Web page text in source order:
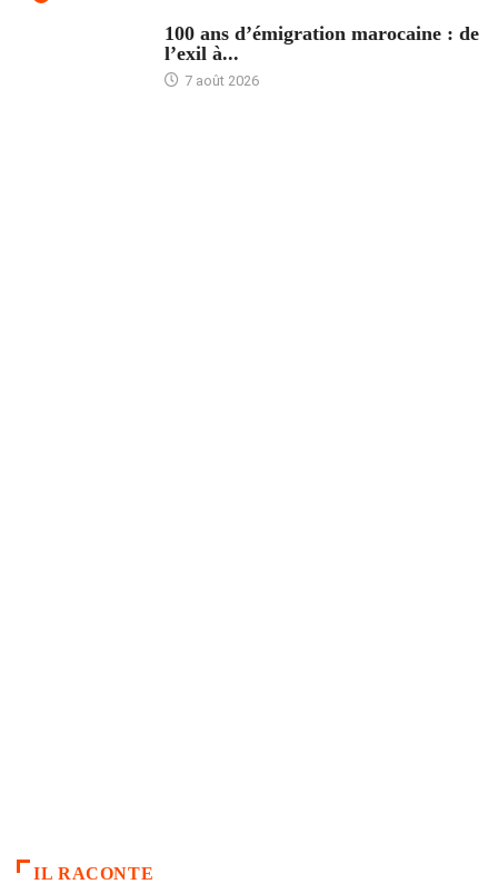
100 ans d’émigration marocaine : de
l’exil à...
7 août 2026
IL RACONTE